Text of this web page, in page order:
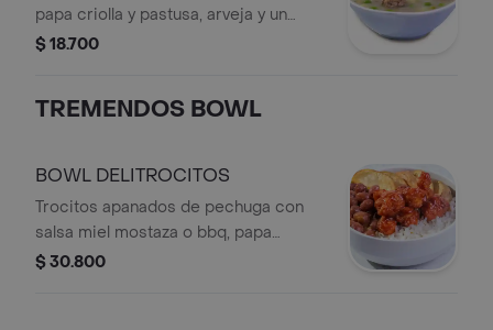
papa criolla y pastusa, arveja y un
toque de cilantro.
$ 18.700
TREMENDOS BOWL
BOWL DELITROCITOS
Trocitos apanados de pechuga con
salsa miel mostaza o bbq, papa
artesanal, frijol y arroz blanco, con
$ 30.800